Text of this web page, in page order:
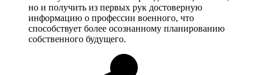
но и получить из первых рук достоверную
информацию о профессии военного, что
способствует более осознанному планированию
собственного будущего.